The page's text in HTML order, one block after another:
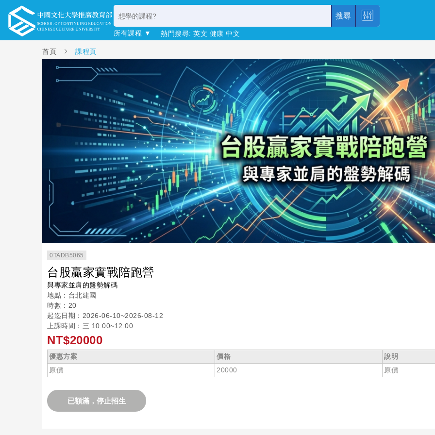
搜尋
所有課程 ▼ 熱門搜尋: 英文 健康 中文
首頁 課程頁
0TADB5065
台股贏家實戰陪跑營
與專家並肩的盤勢解碼
地點：台北建國
時數：20
起迄日期：2026-06-10~2026-08-12
上課時間：三 10:00~12:00
NT$20000
優惠方案 價格
說明
原價
20000 原價
已額滿，停止招生